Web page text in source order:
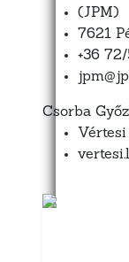
(JPM)
7621
+36
Csorba